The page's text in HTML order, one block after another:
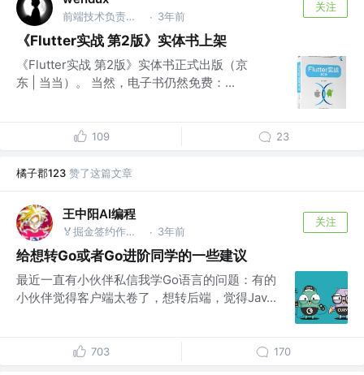
前端技术负责人 @字节跳动 · 3年前
关注
《Flutter实战 第2版》实体书上架
《Flutter实战 第2版》实体书正式出版（京
东 | 当当）。 当然，电子书仍然免费：...
109 23
橘子郡123 赞了这篇文章
王中阳AI编程
🏅掘金签约作者 @后端就业陪跑训练营 · 3年前
关注
给想转Go或者Go进阶同学的一些建议
最近一直有小伙伴私信我学Go语言的问题：有的
小伙伴觉得客户端太卷了，想转后端，觉得Jav...
703 170